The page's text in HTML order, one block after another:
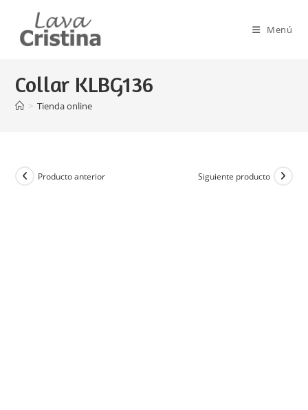
contenido
Menú
Collar KLBG136
> Tienda online
Producto anterior Siguiente producto